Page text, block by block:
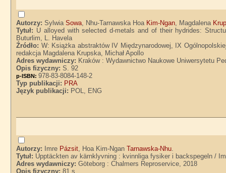
Autorzy:SylwiaSowa, Nhu-Tarnawska Hoa Kim-Ngan, Magdalena
Tytuł: U alloyed with selected d-metals and of their hydrides:
Buturlim, L. Havela
Źródło: W: Książka abstraktów IV Międzynarodowej, IX
redakcja Magdalena Krupska, Michał Apollo
Adres wydawniczy: Kraków : Wydawnictwo Naukowe Uniwersytetu
Opis fizyczny:S. 92
p-ISBN:978-83-8084-148-2
Typ publikacji: PRA
Język publikacji: POL, ENG
Autorzy: Imre Pázsit, Hoa Kim-NganTarnawska-Nhu.
Tytuł: Upptäckten av kärnklyvning : kvinnliga fysiker i backspegeln /
Adres wydawniczy:Göteborg : Chalmers Reproservice, 2018
Opis fizyczny:81 s.